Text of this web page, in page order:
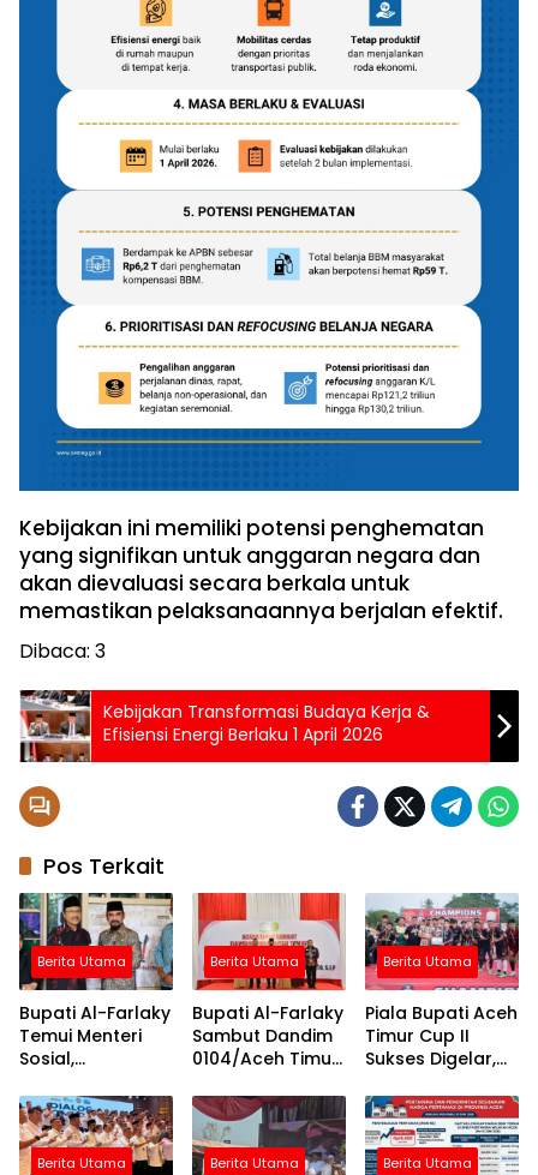
Kebijakan ini memiliki potensi penghematan
yang signifikan untuk anggaran negara dan
akan dievaluasi secara berkala untuk
memastikan pelaksanaannya berjalan efektif.
Dibaca: 3
Kebijakan Transformasi Budaya Kerja &
Efisiensi Energi Berlaku 1 April 2026
Pos Terkait
Berita Utama
Bupati Al-Farlaky
Temui Menteri
Sosial,
Jadup Korban
Banjir Aceh Timur
Berita Utama
Bupati Al-Farlaky
Sambut Dandim
0104/Aceh Timur
Tegaskan
Komitmen
Kolaborasi
Berita Utama
Piala Bupati Aceh
Timur Cup II
Sukses Digelar,
Juara Lewat
Drama Adu
Penalti
Berita Utama Berita Utama Berita Utama